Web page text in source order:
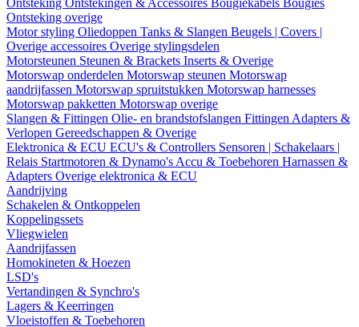
Ontsteking Ontstekingen & Accessoires Bougiekabels Bougies
Ontsteking overige
Motor styling Oliedoppen Tanks & Slangen Beugels | Covers |
Overige accessoires Overige stylingsdelen
Motorsteunen Steunen & Brackets Inserts & Overige
Motorswap onderdelen Motorswap steunen Motorswap
aandrijfassen Motorswap spruitstukken Motorswap harnesses
Motorswap pakketten Motorswap overige
Slangen & Fittingen Olie- en brandstofslangen Fittingen Adapters &
Verlopen Gereedschappen & Overige
Elektronica & ECU ECU's & Controllers Sensoren | Schakelaars |
Relais Startmotoren & Dynamo's Accu & Toebehoren Harnassen &
Adapters Overige elektronica & ECU
Aandrijving
Schakelen & Ontkoppelen
Koppelingssets
Vliegwielen
Aandrijfassen
Homokineten & Hoezen
LSD's
Vertandingen & Synchro's
Lagers & Keerringen
Vloeistoffen & Toebehoren